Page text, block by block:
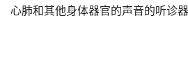
心肺和其他身体器官的声音的听诊器